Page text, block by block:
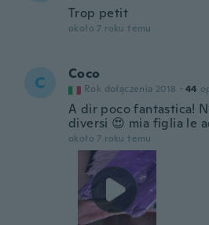
Trop petit
około 7 roku temu
C Coco
Rok dołączenia 2018 · 44
A dir poco fantastica!
diversi 😍 mia figlia le
około 7 roku temu